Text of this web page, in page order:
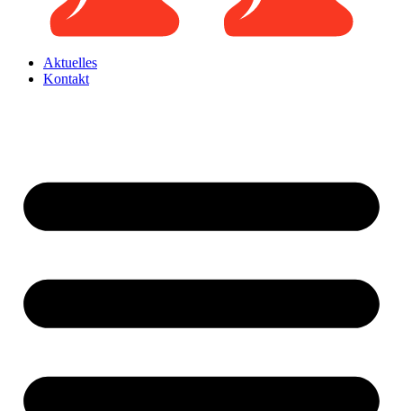
Aktuelles
Kontakt